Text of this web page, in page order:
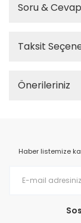
Soru & Cevap
Taksit
Önerileriniz
Haber listemize